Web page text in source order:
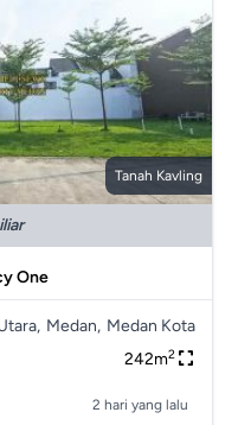
Tanah Kavling
One
Medan, Medan Kota
242m2
2 hari yang lalu